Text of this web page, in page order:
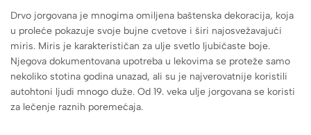
Drvo jorgovana je mnogima omiljena baštenska dekoracija, koja
u proleće pokazuje svoje bujne cvetove i širi najosvežavajući
miris. Miris je karakterističan za ulje svetlo ljubičaste boje.
Njegova dokumentovana upotreba u lekovima se proteže samo
nekoliko stotina godina unazad, ali su je najverovatnije koristili
autohtoni ljudi mnogo duže. Od 19. veka ulje jorgovana se koristi
za lečenje raznih poremećaja.